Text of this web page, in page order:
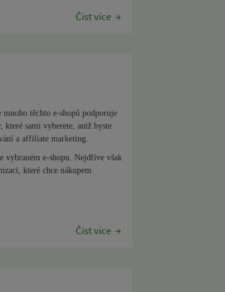
Číst více
těchto e-shopů podporuje
které sami vyberete, aniž byste
a affiliate marketing.
vybraném e-shopu. Nejdříve však
které chce nákupem
Číst více